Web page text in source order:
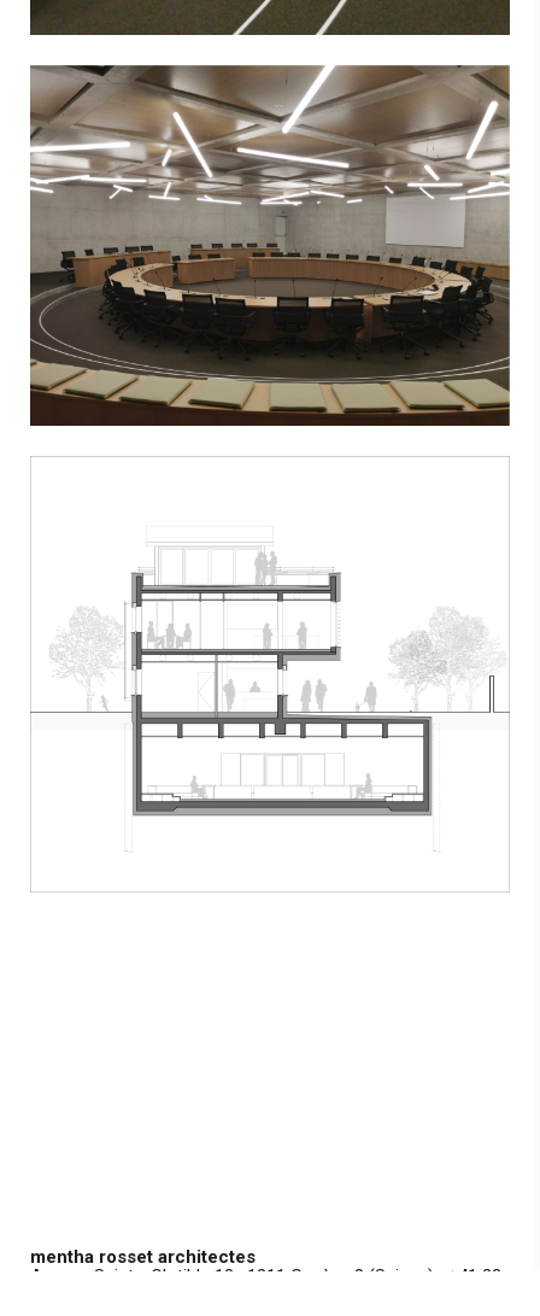
mentha rosset architectes
Avenue Sainte-Clotilde 13 · 1211 Genève 8 (Suisse) ·
+41 22